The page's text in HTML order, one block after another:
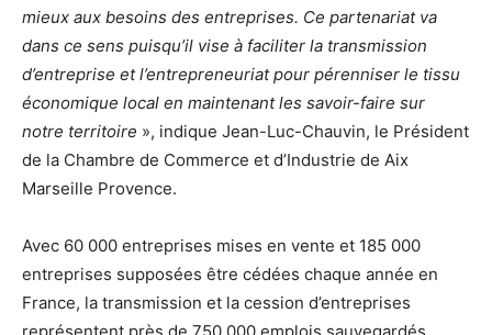
mieux aux besoins des entreprises. Ce partenariat va
dans ce sens puisqu’il vise à faciliter la transmission
d’entreprise et l’entrepreneuriat pour pérenniser le tissu
économique local en maintenant les savoir-faire sur
notre territoire », indique Jean-Luc-Chauvin, le Président
de la Chambre de Commerce et d’Industrie de Aix
Marseille Provence.
Avec 60 000 entreprises mises en vente et 185 000
entreprises supposées être cédées chaque année en
France, la transmission et la cession d’entreprises